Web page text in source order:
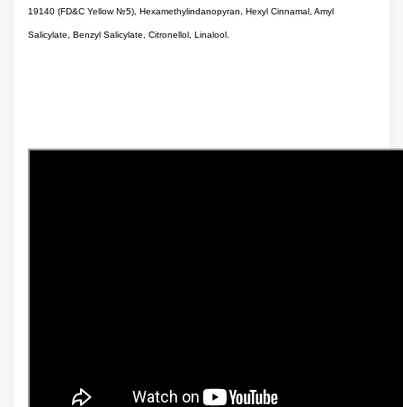
19140 (FD&C Yellow №5), Hexamethylindanopyran, Hexyl Cinnamal, Amyl
Salicylate, Benzyl Salicylate, Citronellol, Linalool.